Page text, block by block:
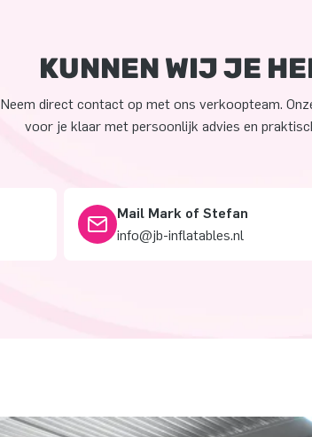
KUNNEN WIJ JE
Neem direct contact op met ons verkoopteam.
voor je klaar met persoonlijk advies en
Mail Mark of Stefan
info@jb-inflatables.nl